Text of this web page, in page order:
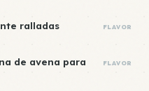
ralladas FLAVOR
de avena para
FLAVOR